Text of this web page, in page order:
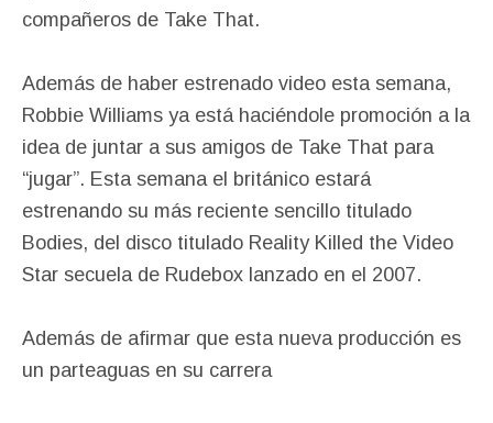
compañeros de Take That.
Además de haber estrenado video esta semana,
Robbie Williams ya está haciéndole promoción a la
idea de juntar a sus amigos de Take That para
“jugar”. Esta semana el británico estará
estrenando su más reciente sencillo titulado
Bodies, del disco titulado Reality Killed the Video
Star secuela de Rudebox lanzado en el 2007.
Además de afirmar que esta nueva producción es
un parteaguas en su carrera